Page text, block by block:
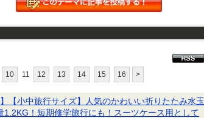
10 11 12 13 14 15 16 >
【小中旅行サイズ】人気のかわいい折りたたみ水玉
1.2KG！短期修学旅行にも！スーツケース用として